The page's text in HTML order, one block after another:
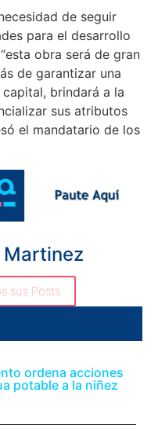
de seguir
para el desarrollo
obra será de gran
de garantizar una
brindará a la
sus atributos
el mandatario de los
sus Posts
ordena acciones
potable a la niñez